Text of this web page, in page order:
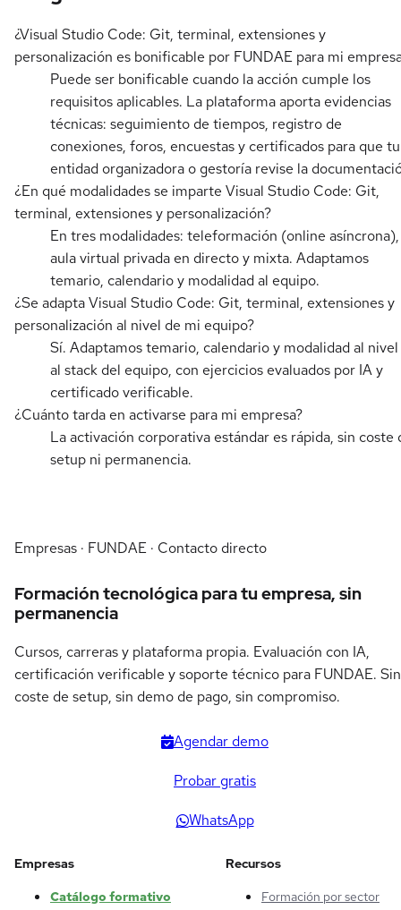
¿Visual Studio Code: Git, terminal, extensiones y
personalización es bonificable por FUNDAE para mi
Puede ser bonificable cuando la acción cumple los
requisitos aplicables. La plataforma aporta evidencias
técnicas: seguimiento de tiempos, registro de
conexiones, foros, encuestas y certificados para que tu
entidad organizadora o gestoría revise la
¿En qué modalidades se imparte Visual Studio Code: Git,
terminal, extensiones y personalización?
En tres modalidades: teleformación (online asíncrona),
aula virtual privada en directo y mixta. Adaptamos
temario, calendario y modalidad al equipo.
¿Se adapta Visual Studio Code: Git, terminal, extensiones y
personalización al nivel de mi equipo?
Sí. Adaptamos temario, calendario y modalidad al
al stack del equipo, con ejercicios evaluados por IA y
certificado verificable.
¿Cuánto tarda en activarse para mi empresa?
La activación corporativa estándar es rápida, sin coste
setup ni permanencia.
Empresas · FUNDAE · Contacto directo
Formación tecnológica para tu empresa, sin
permanencia
Cursos, carreras y plataforma propia. Evaluación con IA,
certificación verificable y soporte técnico para FUNDAE. Sin
coste de setup, sin demo de pago, sin compromiso.
Agendar demo
Probar gratis
WhatsApp
Empresas
Catálogo formativo
Recursos
Formación por sector